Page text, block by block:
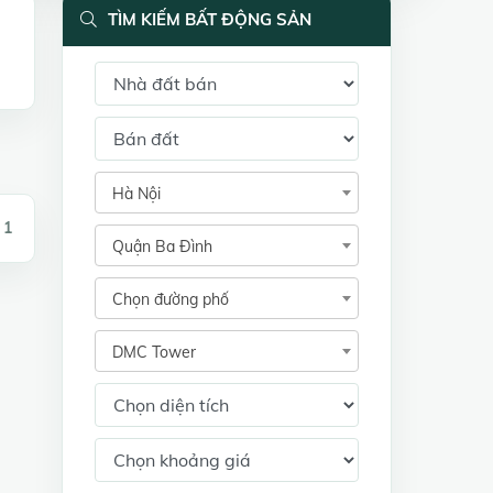
TÌM KIẾM BẤT ĐỘNG SẢN
Hà Nội
Quận Ba Đình
Chọn đường phố
DMC Tower